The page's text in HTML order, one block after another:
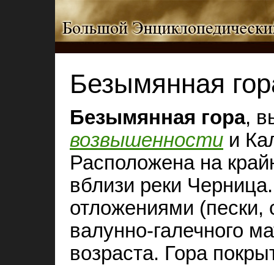
Безымянная
Безымянная гора,
возвышенности и
Расположена на
вблизи реки
отложениями (пески,
валунно-галечного
возраста. Гора